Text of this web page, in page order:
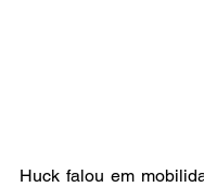
Huck falou em